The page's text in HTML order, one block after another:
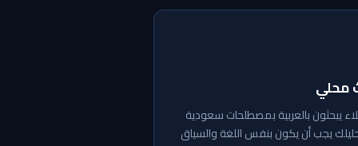
محلي
يبحثون بالعربية بمصطلحات سعودية
يجب أن يكون بنفس اللغة والسياق